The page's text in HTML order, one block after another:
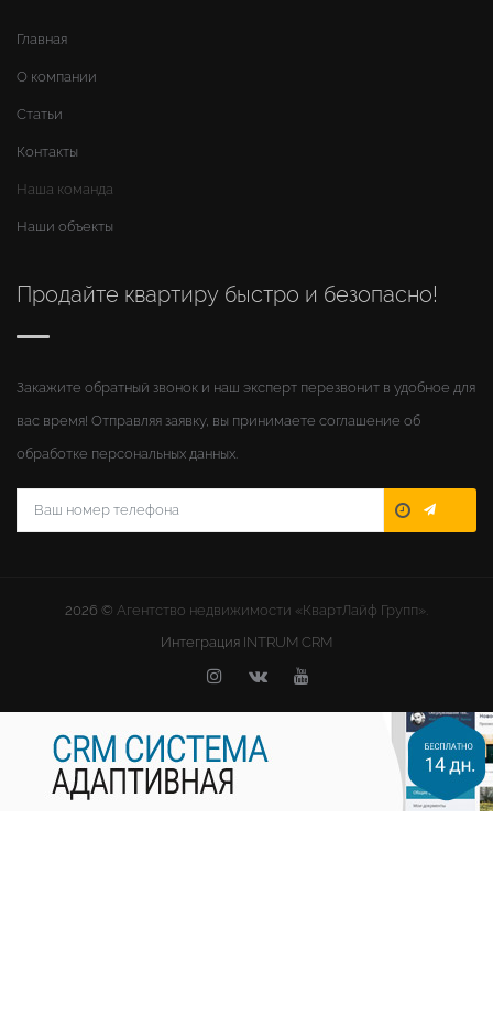
Главная
О компании
Статьи
Контакты
Наша команда
Наши объекты
Продайте квартиру быстро и безопасно!
Закажите обратный звонок и наш эксперт перезвонит в удобное для
вас время! Отправляя заявку, вы принимаете соглашение об
обработке персональных данных.
2026 © Агентство недвижимости «КвартЛайф Групп».
Интеграция INTRUM CRM